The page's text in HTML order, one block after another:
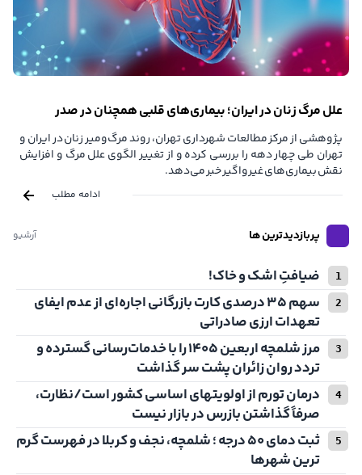
علل مرگ زنان در ایران؛ بیماری‌های قلبی همچنان در صدر
پژوهشی از مرکز مطالعات شهرداری تهران، روند مرگ‌ومیر زنان در ایران و
تهران طی چهار دهه را بررسی کرده و از تغییر الگوی علل مرگ و افزایش
نقش بیماری‌های غیرواگیر خبر می‌دهد.
ادامه مطلب
پربازدیدترین ها آرشیو
ضیافتِ اشک و خاک!
سهم ۳۵ درصدی کارت بازرگانی اجاره‌ای از عدم ایفای
تعهدات ارزی صادراتی
مرز شلمچه اربعین ۱۴۰۵ را با خدمات‌رسانی گسترده و
تردد روان زائران پشت سر گذاشت
درمان تورم از اولویتهای اساسی کشور است/نظارت،
صرفاً گذاشتن بازرس در بازار نیست
ثبت دمای ۵۰ درجه ؛ شلمچه، نجف و کربلا در فهرست گرم
ترین شهرها